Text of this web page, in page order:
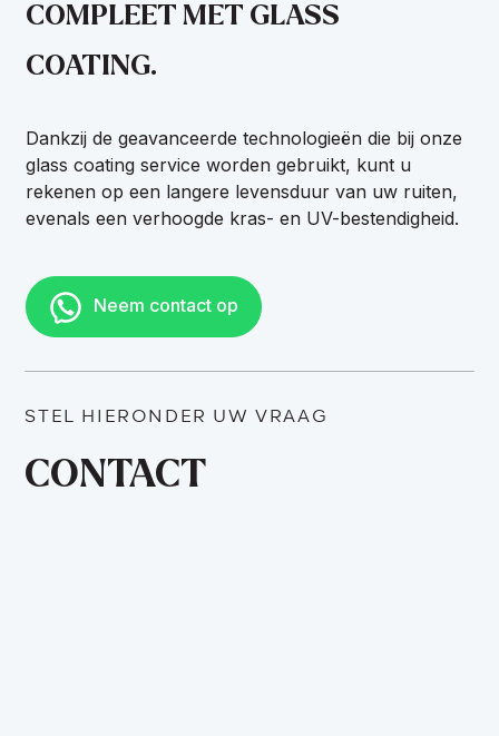
COMPLEET MET GLASS
COATING.
Dankzij de geavanceerde technologieën die bij onze
glass coating service worden gebruikt, kunt u
rekenen op een langere levensduur van uw ruiten,
evenals een verhoogde kras- en UV-bestendigheid.
Neem contact op
STEL HIERONDER UW VRAAG
CONTACT